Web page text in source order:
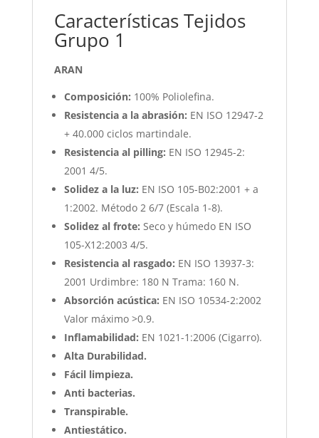
​Características Tejidos
Grupo 1
ARAN
Composición: 100% Poliolefina.
Resistencia a la abrasión: EN ISO 12947-2
+ 40.000 ciclos martindale.
Resistencia al pilling: EN ISO 12945-2:
2001 4/5.
Solidez a la luz: EN ISO 105-B02:2001 + a
1:2002. Método 2 6/7 (Escala 1-8).
Solidez al frote: Seco y húmedo EN ISO
105-X12:2003 4/5.
Resistencia al rasgado: EN ISO 13937-3:
2001 Urdimbre: 180 N Trama: 160 N.
Absorción acústica: EN ISO 10534-2:2002
Valor máximo >0.9.
Inflamabilidad: EN 1021-1:2006 (Cigarro).
Alta Durabilidad.
Fácil limpieza.
Anti bacterias.
Transpirable.
Antiestático.